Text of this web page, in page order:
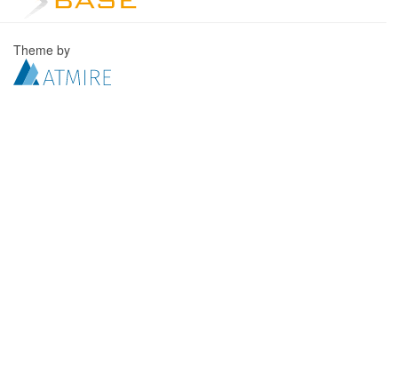
Theme by